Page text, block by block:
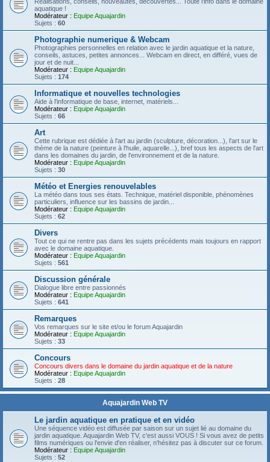
aquatique !
Modérateur : Equipe Aquajardin
Sujets : 60
Photographie numerique & Webcam
Photographies personnelles en relation avec le jardin aquatique et la nature,
conseils, astuces, petites annonces... Webcam en direct, en différé, vues de
jour et de nuit...
Modérateur : Equipe Aquajardin
Sujets : 174
Informatique et nouvelles technologies
Aide à l'informatique de base, internet, matériels...
Modérateur : Equipe Aquajardin
Sujets : 66
Art
Cette rubrique est dédiée à l'art au jardin (sculpture, décoration...), l'art sur le
thème de la nature (peinture à l'huile, aquarelle...), bref tous les aspects de l'art
dans les domaines du jardin, de l'environnement et de la nature.
Modérateur : Equipe Aquajardin
Sujets : 30
Météo et Energies renouvelables
La météo dans tous ses états. Technique, matériel disponible, phénomènes
particuliers, influence sur les bassins de jardin...
Modérateur : Equipe Aquajardin
Sujets : 62
Divers
Tout ce qui ne rentre pas dans les sujets précédents mais toujours en rapport
avec le domaine aquatique.
Modérateur : Equipe Aquajardin
Sujets : 561
Discussion générale
Dialogue libre entre passionnés
Modérateur : Equipe Aquajardin
Sujets : 641
Remarques
Vos remarques sur le site et/ou le forum Aquajardin
Modérateur : Equipe Aquajardin
Sujets : 33
Concours
Concours divers dans le domaine du jardin aquatique et de la nature
Modérateur : Equipe Aquajardin
Sujets : 28
Aquajardin Web TV
Le jardin aquatique en pratique et en vidéo
Une séquence vidéo est diffusée par saison sur un sujet lié au domaine du
jardin aquatique. Aquajardin Web TV, c'est aussi VOUS ! Si vous avez de petits
films numériques ou l'envie d'en réaliser, n'hésitez pas à discuter sur ce forum.
Modérateur : Equipe Aquajardin
Sujets : 52